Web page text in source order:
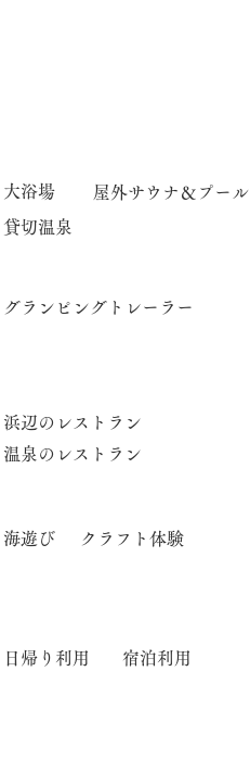
大浴場
屋外サウナ＆プール
貸切温泉
グランピングトレーラー
​浜辺のレストラン
温泉のレストラン
海遊び クラフト体験
日帰り利用 宿泊利用